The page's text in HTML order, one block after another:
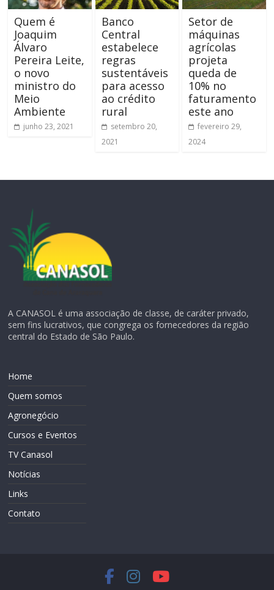
Quem é
Joaquim
Álvaro
Pereira Leite,
o novo
ministro do
Meio
Ambiente
junho 23, 2021
Banco
Central
estabelece
regras
sustentáveis
para acesso
ao crédito
rural
setembro 20,
2021
Setor de
máquinas
agrícolas
projeta
queda de
10% no
faturamento
este ano
fevereiro 29,
2024
A CANASOL é uma associação de classe, de caráter privado,
sem fins lucrativos, que congrega os fornecedores da região
central do Estado de São Paulo.
Home
Quem somos
Agronegócio
Cursos e Eventos
TV Canasol
Notícias
Links
Contato